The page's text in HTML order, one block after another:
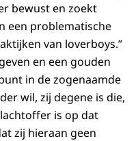
bewust en zoekt
een problematische
van loverboys.”
en een gouden
in de zogenaamde
wil, zij degene is die,
is op dat
zij hieraan geen